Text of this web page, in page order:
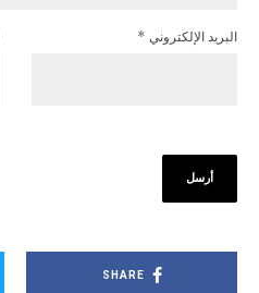
البريد الإلكتروني *
SHARE